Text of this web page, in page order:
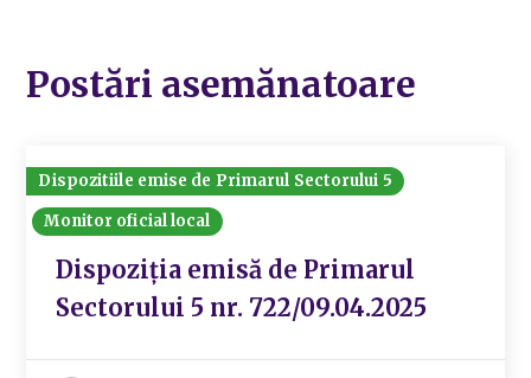
Postări asemănatoare
Dispozitiile emise de Primarul Sectorului 5
Monitor oficial local
Dispoziția emisă de Primarul
Sectorului 5 nr. 722/09.04.2025